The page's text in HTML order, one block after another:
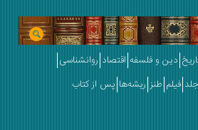
و فلسفه اقتصاد روانشناسی
طنز ریشه‌ها پس از کتاب